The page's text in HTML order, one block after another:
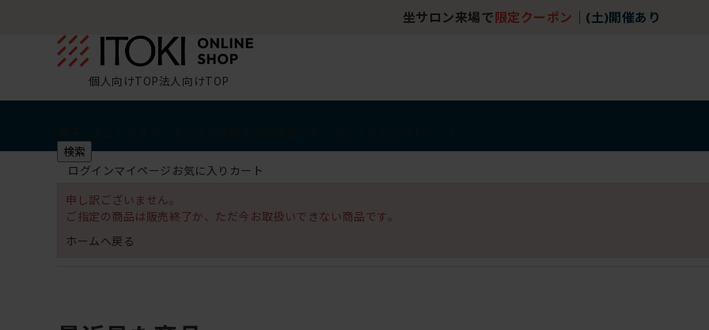
坐サロン来場で 限定クーポン (土)開催あり
個人向けTOP法人向けTOP
検索
ログインマイページ お気に入り カート
申し訳ございません。
ご指定の商品は販売終了か、ただ今お取扱いできない商品です。
ホームへ戻る